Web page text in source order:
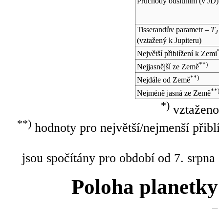
Tisserandův parametr – TJ
(vztažený k Jupiteru)
Největší přiblížení k Zemi
Nejjasnější ze Země**)
Nejdále od Země**)
Nejméně jasná ze Země**)
*)
**)hodnoty pro největší/nejmenší
jsou spočítány pro období od 7.
Poloha